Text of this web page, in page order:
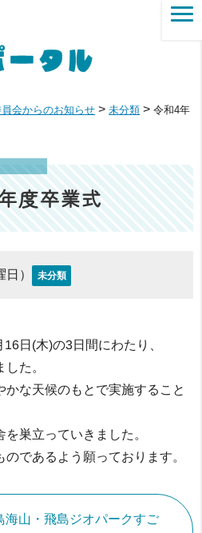
会からのお知らせ >未分類 >令和4年
度卒業式
） 未分類
日(木)の3日間にわたり、
た。
な天候のもとで実施すること
巣立っていきました。
であるよう願っております。
海山・飛島ジオパークすご